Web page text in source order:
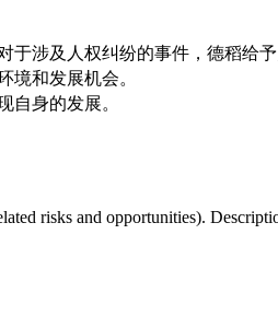
涉及人权纠纷的事件，德稻给
境和发展机会。
自身的发展。
risks and opportunities).